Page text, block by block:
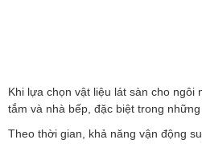
Khi lựa chọn vật liệu lát sàn cho
tắm và nhà bếp, đặc biệt trong
Theo thời gian, khả năng vận động